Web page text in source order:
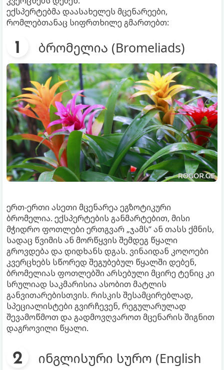
ექსპერტებმა დაასახელეს მცენარეები,
რომლებთანაც სიფრთხილე გმართებთ:
ბრომელია (Bromeliads)
ერთ-ერთი ასეთი მცენარეა ეგზოტიკური
ბრომელია. ექსპერტების განმარტებით, მისი
მჭიდრო ფოთლები ერთგვარ „ჯამს“ ან თასს ქმნის,
სადაც წვიმის ან მორწყვის შემდეგ წყალი
გროვდება და დიდხანს დგას. ვინაიდან კოღოები
კვერცხებს სწორედ შეგუბებულ წყალში დებენ,
ბრომელიას ფოთლებში არსებული მცირე ტენიც კი
სრულიად საკმარისია ასობით მატლის
განვითარებისთვის. რისკის შესამცირებლად,
სპეციალისტები გვირჩევენ, რეგულარულად
შევამოწმოთ და გადმოვღვაროთ მცენარის შიგნით
დაგროვილი წყალი.
ინგლისური სურო (English